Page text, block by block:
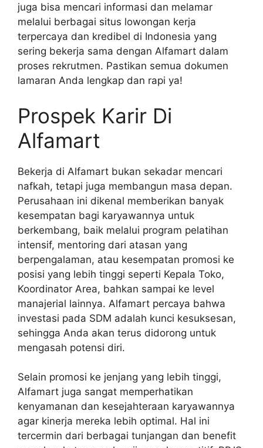
juga bisa mencari informasi dan melamar
melalui berbagai situs lowongan kerja
terpercaya dan kredibel di Indonesia yang
sering bekerja sama dengan Alfamart dalam
proses rekrutmen. Pastikan semua dokumen
lamaran Anda lengkap dan rapi ya!
Prospek Karir Di
Alfamart
Bekerja di Alfamart bukan sekadar mencari
nafkah, tetapi juga membangun masa depan.
Perusahaan ini dikenal memberikan banyak
kesempatan bagi karyawannya untuk
berkembang, baik melalui program pelatihan
intensif, mentoring dari atasan yang
berpengalaman, atau kesempatan promosi ke
posisi yang lebih tinggi seperti Kepala Toko,
Koordinator Area, bahkan sampai ke level
manajerial lainnya. Alfamart percaya bahwa
investasi pada SDM adalah kunci kesuksesan,
sehingga Anda akan terus didorong untuk
mengasah potensi diri.
Selain promosi ke jenjang yang lebih tinggi,
Alfamart juga sangat memperhatikan
kenyamanan dan kesejahteraan karyawannya
agar kinerja mereka lebih optimal. Hal ini
tercermin dari berbagai tunjangan dan benefit